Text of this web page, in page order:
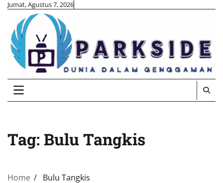
Skip
content
Jumat, Agustus 7, 2026
Tag: Bulu Tangkis
Home Bulu Tangkis